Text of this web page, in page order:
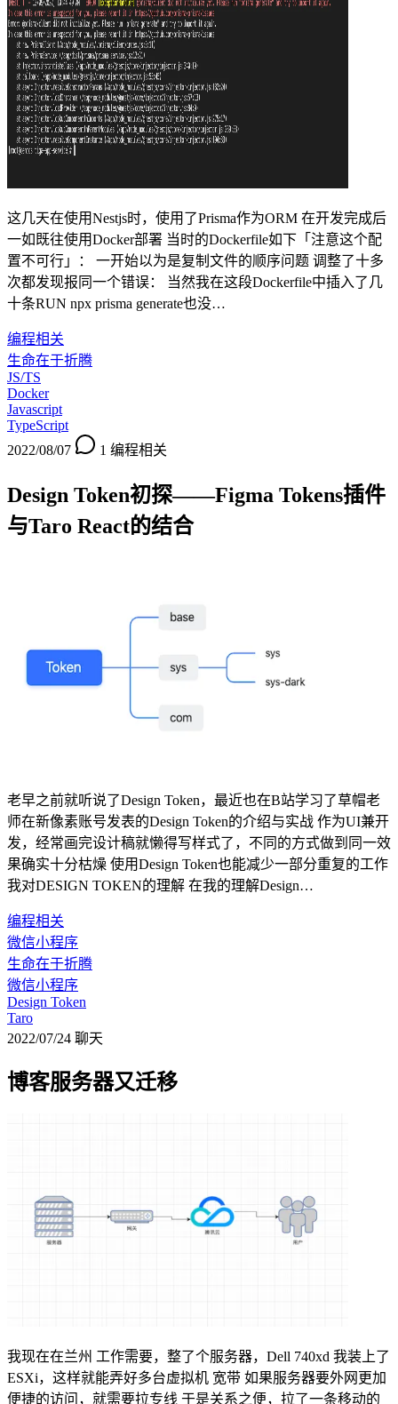
这几天在使用Nestjs时，使用了Prisma作为ORM 在开发完成后
一如既往使用Docker部署 当时的Dockerfile如下「注意这个配
置不可行」： 一开始以为是复制文件的顺序问题 调整了十多
次都发现报同一个错误： 当然我在这段Dockerfile中插入了几
十条RUN npx prisma generate也没…
编程相关
生命在于折腾
JS/TS
Docker
Javascript
TypeScript
2022/08/07
1 编程相关
Design Token初探——Figma Tokens插件
与Taro React的结合
老早之前就听说了Design Token，最近也在B站学习了草帽老
师在新像素账号发表的Design Token的介绍与实战 作为UI兼开
发，经常画完设计稿就懒得写样式了，不同的方式做到同一效
果确实十分枯燥 使用Design Token也能减少一部分重复的工作
我对DESIGN TOKEN的理解 在我的理解Design…
编程相关
微信小程序
生命在于折腾
微信小程序
Design Token
Taro
2022/07/24 聊天
博客服务器又迁移
我现在在兰州 工作需要，整了个服务器，Dell 740xd 我装上了
ESXi，这样就能弄好多台虚拟机 宽带 如果服务器要外网更加
便捷的访问，就需要拉专线 于是关系之便，拉了一条移动的